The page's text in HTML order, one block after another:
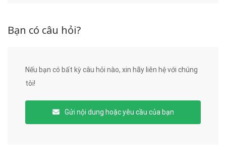
Bạn có câu hỏi?
Nếu bạn có bất kỳ câu hỏi nào, xin hãy liên hệ với chúng
tôi!
Gửi nội dung hoặc yêu cầu của bạn